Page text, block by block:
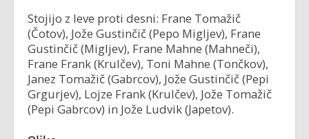
Stojijo z leve proti desni: Frane Tomažič
(Čotov), Jože Gustinčič (Pepo Migljev), Frane
Gustinčič (Migljev), Frane Mahne (Mahneči),
Frane Frank (Krulčev), Toni Mahne (Tončkov),
Janez Tomažič (Gabrcov), Jože Gustinčič (Pepi
Grgurjev), Lojze Frank (Krulčev), Jože Tomažič
(Pepi Gabrcov) in Jože Ludvik (Japetov).